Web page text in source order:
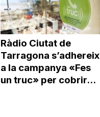
Ràdio Ciutat de
Tarragona s’adhereix
a la campanya «Fes
un truc» per cobrir...